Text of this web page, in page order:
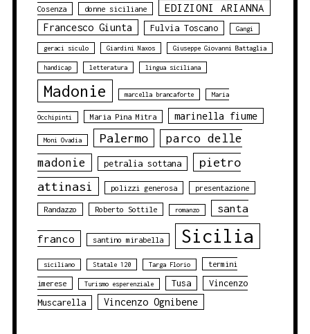
Cosenza donne siciliane EDIZIONI ARIANNA
Francesco Giunta Fulvia Toscano Gangi
geraci siculo Giardini Naxos Giuseppe Giovanni Battaglia
handicap letteratura lingua siciliana
Madonie marcella brancaforte Maria
Occhipinti Maria Pina Mitra marinella fiume
Moni Ovadia Palermo
parco delle
madonie
petralia sottana
pietro
attinasi
polizzi generosa presentazione
Randazzo Roberto Sottile romanzo santa
franco santino mirabella Sicilia
siciliano Statale 120 Targa Florio termini
imerese Turismo esperenziale Tusa
Vincenzo
Muscarella
Vincenzo Ognibene